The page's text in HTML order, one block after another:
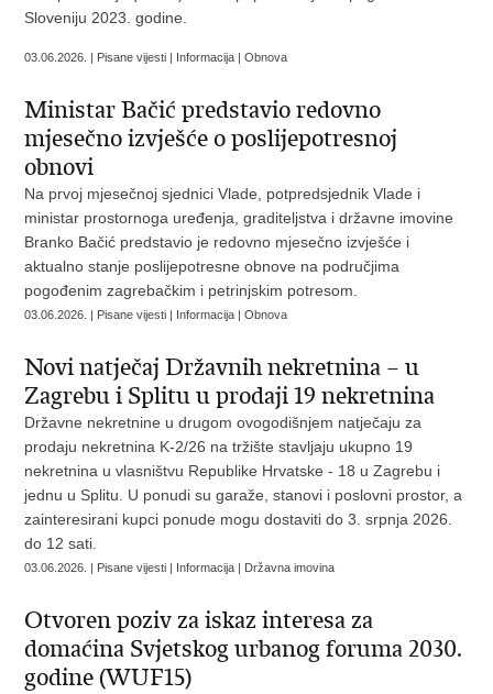
Sloveniju 2023. godine.
03.06.2026. | Pisane vijesti | Informacija | Obnova
Ministar Bačić predstavio redovno
mjesečno izvješće o poslijepotresnoj
obnovi
Na prvoj mjesečnoj sjednici Vlade, potpredsjednik Vlade i
ministar prostornoga uređenja, graditeljstva i državne imovine
Branko Bačić predstavio je redovno mjesečno izvješće i
aktualno stanje poslijepotresne obnove na područjima
pogođenim zagrebačkim i petrinjskim potresom.
03.06.2026. | Pisane vijesti | Informacija | Obnova
Novi natječaj Državnih nekretnina – u
Zagrebu i Splitu u prodaji 19 nekretnina
Državne nekretnine u drugom ovogodišnjem natječaju za
prodaju nekretnina K-2/26 na tržište stavljaju ukupno 19
nekretnina u vlasništvu Republike Hrvatske - 18 u Zagrebu i
jednu u Splitu. U ponudi su garaže, stanovi i poslovni prostor, a
zainteresirani kupci ponude mogu dostaviti do 3. srpnja 2026.
do 12 sati.
03.06.2026. | Pisane vijesti | Informacija | Državna imovina
Otvoren poziv za iskaz interesa za
domaćina Svjetskog urbanog foruma 2030.
godine (WUF15)